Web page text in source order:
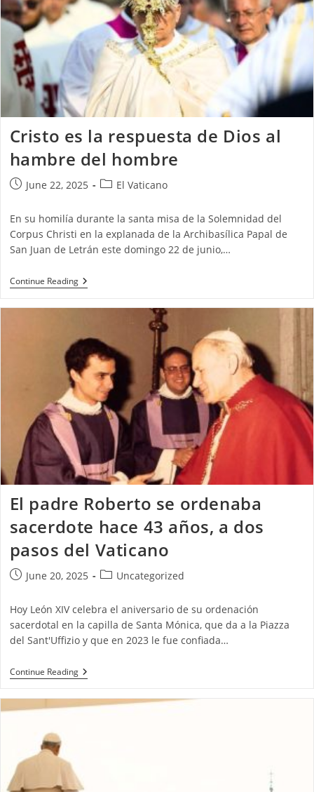
Cristo es la respuesta de Dios al
hambre del hombre
June 22, 2025 El Vaticano
En su homilía durante la santa misa de la Solemnidad del
Corpus Christi en la explanada de la Archibasílica Papal de
San Juan de Letrán este domingo 22 de junio,…
Continue Reading
El padre Roberto se ordenaba
sacerdote hace 43 años, a dos
pasos del Vaticano
June 20, 2025 Uncategorized
Hoy León XIV celebra el aniversario de su ordenación
sacerdotal en la capilla de Santa Mónica, que da a la Piazza
del Sant'Uffizio y que en 2023 le fue confiada…
Continue Reading